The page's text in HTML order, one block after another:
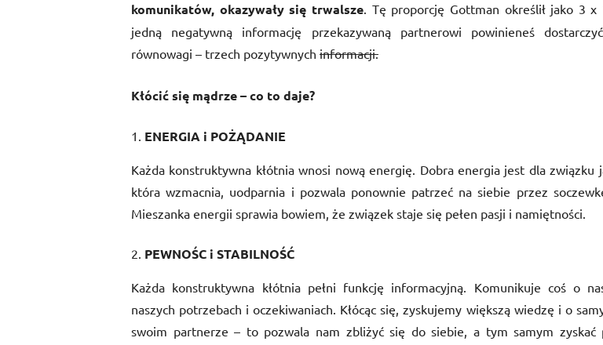
komunikatów, okazywały się trwalsze. Tę proporcję Gottman określił jako 3 x
jedną negatywną informację przekazywaną partnerowi powinieneś
równowagi – trzech pozytywnych informacji.
Kłócić się mądrze–co to daje?
ENERGIA i POŻĄDANIE
Każda konstruktywna kłótnia wnosi nową energię. Dobra energia jest dla związku
która wzmacnia, uodparnia i pozwala ponownie patrzeć na siebie przez
Mieszanka energii sprawia bowiem, że związek staje się pełen pasji i namiętności.
PEWNOŚC i STABILNOŚĆ
Każda konstruktywna kłótnia pełni funkcję informacyjną. Komunikuje coś o
naszych potrzebach i oczekiwaniach. Kłócąc się, zyskujemy większą wiedzę i o
swoim partnerze – to pozwala nam zbliżyć się do siebie, a tym samym zyskać